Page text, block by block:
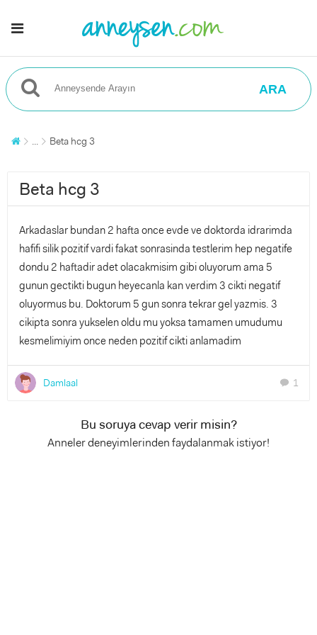
ARA
... Beta hcg 3
Beta hcg 3
Arkadaslar bundan 2 hafta once evde ve doktorda idrarimda
hafifi silik pozitif vardi fakat sonrasinda testlerim hep negatife
dondu 2 haftadir adet olacakmisim gibi oluyorum ama 5
gunun gectikti bugun heyecanla kan verdim 3 cikti negatif
oluyormus bu. Doktorum 5 gun sonra tekrar gel yazmis. 3
cikipta sonra yukselen oldu mu yoksa tamamen umudumu
kesmelimiyim once neden pozitif cikti anlamadim
Damlaal chat 1
Bu soruya cevap verir misin?
Anneler deneyimlerinden faydalanmak istiyor!